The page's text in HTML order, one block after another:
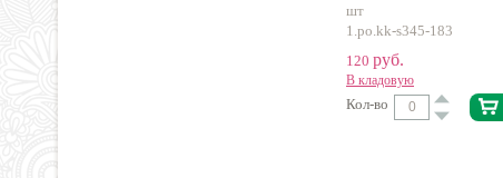
шт
1.po.kk-s345-183
120 руб.
В кладовую
Кол-во